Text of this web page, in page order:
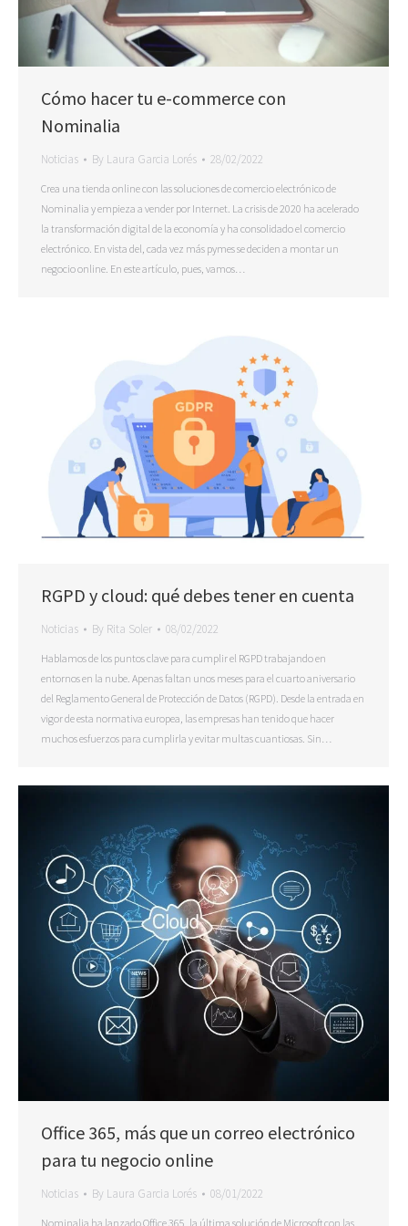
Cómo hacer tu e-commerce con
Nominalia
Noticias By Laura Garcia Lorés 28/02/2022
Crea una tienda online con las soluciones de comercio electrónico de
Nominalia y empieza a vender por Internet. La crisis de 2020 ha acelerado
la transformación digital de la economía y ha consolidado el comercio
electrónico. En vista del, cada vez más pymes se deciden a montar un
negocio online. En este artículo, pues, vamos…
RGPD y cloud: qué debes tener en cuenta
Noticias By Rita Soler 08/02/2022
Hablamos de los puntos clave para cumplir el RGPD trabajando en
entornos en la nube. Apenas faltan unos meses para el cuarto aniversario
del Reglamento General de Protección de Datos (RGPD). Desde la entrada en
vigor de esta normativa europea, las empresas han tenido que hacer
muchos esfuerzos para cumplirla y evitar multas cuantiosas. Sin…
Office 365, más que un correo electrónico
para tu negocio online
Noticias By Laura Garcia Lorés 08/01/2022
Nominalia ha lanzado Office 365, la última solución de Microsoft con las